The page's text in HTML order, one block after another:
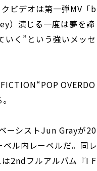
ビデオは第一弾MV「b
）演じる一度は夢を諦
いく”という強いメッセ
OVERDO
ーシストJun Grayが20
ル内レーベルだ。同レ
2ndフルアルバム『I F